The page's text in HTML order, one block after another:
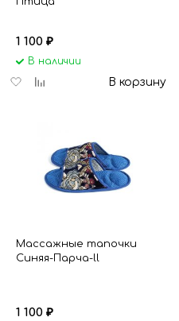
1 100 ₽
В наличии
Добавить
Добавить
В корзину
Массажные тапочки
Синяя-Парча-ll
1 100 ₽